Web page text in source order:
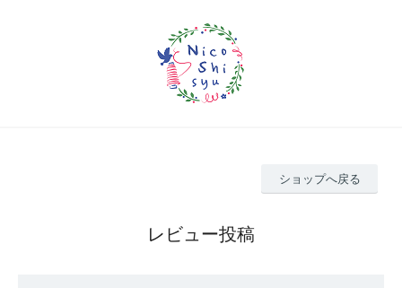
ショップへ戻る
レビュー投稿